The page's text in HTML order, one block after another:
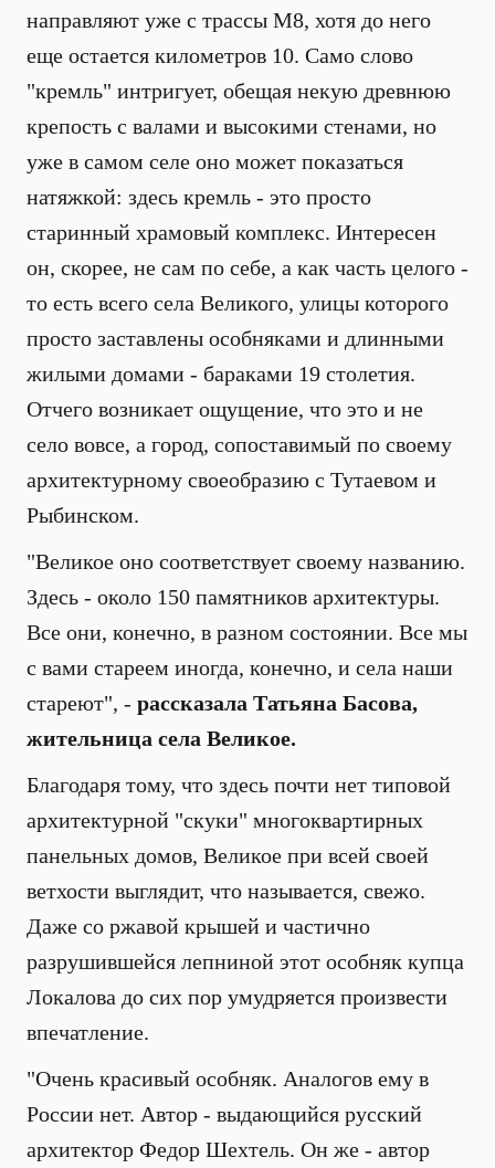
направляют уже с трассы М8, хотя до него
еще остается километров 10. Само слово
"кремль" интригует, обещая некую древнюю
крепость с валами и высокими стенами, но
уже в самом селе оно может показаться
натяжкой: здесь кремль - это просто
старинный храмовый комплекс. Интересен
он, скорее, не сам по себе, а как часть целого -
то есть всего села Великого, улицы которого
просто заставлены особняками и длинными
жилыми домами - бараками 19 столетия.
Отчего возникает ощущение, что это и не
село вовсе, а город, сопоставимый по своему
архитектурному своеобразию с Тутаевом и
Рыбинском.
"Великое оно соответствует своему названию.
Здесь - около 150 памятников архитектуры.
Все они, конечно, в разном состоянии. Все мы
с вами стареем иногда, конечно, и села наши
стареют", - рассказала Татьяна Басова,
жительница села Великое.
Благодаря тому, что здесь почти нет типовой
архитектурной "скуки" многоквартирных
панельных домов, Великое при всей своей
ветхости выглядит, что называется, свежо.
Даже со ржавой крышей и частично
разрушившейся лепниной этот особняк купца
Локалова до сих пор умудряется произвести
впечатление.
"Очень красивый особняк. Аналогов ему в
России нет. Автор - выдающийся русский
архитектор Федор Шехтель. Он же - автор